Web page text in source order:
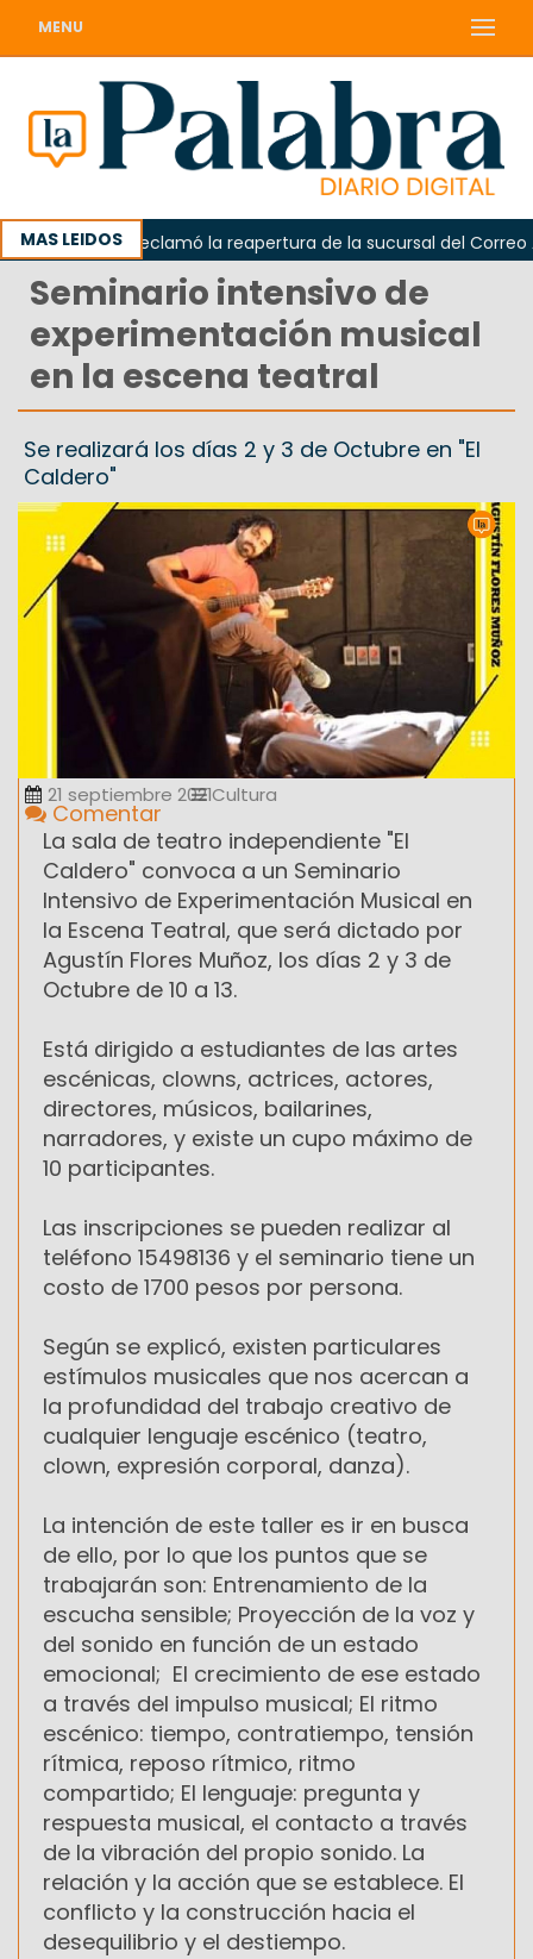
MENU
MAS LEIDOS
Odarda reclamó la reapertura de la sucursal del Correo
Seminario intensivo de
experimentación musical
en la escena teatral
Se realizará los días 2 y 3 de Octubre en "El
Caldero"
21 septiembre 2021Cultura
Comentar
La sala de teatro independiente "El
Caldero" convoca a un Seminario
Intensivo de Experimentación Musical en
la Escena Teatral, que será dictado por
Agustín Flores Muñoz, los días 2 y 3 de
Octubre de 10 a 13.
Está dirigido a estudiantes de las artes
escénicas, clowns, actrices, actores,
directores, músicos, bailarines,
narradores, y existe un cupo máximo de
10 participantes.
Las inscripciones se pueden realizar al
teléfono 15498136 y el seminario tiene un
costo de 1700 pesos por persona.
Según se explicó, existen particulares
estímulos musicales que nos acercan a
la profundidad del trabajo creativo de
cualquier lenguaje escénico (teatro,
clown, expresión corporal, danza).
La intención de este taller es ir en busca
de ello, por lo que los puntos que se
trabajarán son: Entrenamiento de la
escucha sensible; Proyección de la voz y
del sonido en función de un estado
emocional; El crecimiento de ese estado
a través del impulso musical; El ritmo
escénico: tiempo, contratiempo, tensión
rítmica, reposo rítmico, ritmo
compartido; El lenguaje: pregunta y
respuesta musical, el contacto a través
de la vibración del propio sonido. La
relación y la acción que se establece. El
conflicto y la construcción hacia el
desequilibrio y el destiempo.